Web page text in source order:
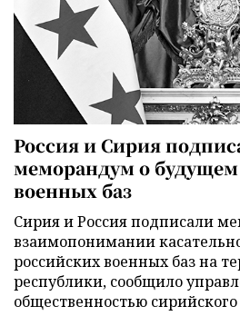
Россия и Сирия
меморандум о
военных баз
Сирия и Россия подписали
взаимопонимании
российских военных баз на
республики, сообщило
общественностью